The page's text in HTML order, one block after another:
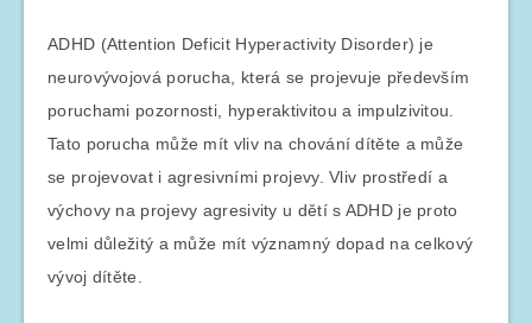
ADHD (Attention Deficit Hyperactivity Disorder) je
neurovývojová porucha, která se projevuje především
poruchami pozornosti, hyperaktivitou a impulzivitou.
Tato porucha může mít vliv na chování dítěte a může
se projevovat i agresivními projevy. Vliv prostředí a
výchovy na projevy agresivity u dětí s ADHD je proto
velmi důležitý a může mít významný dopad na celkový
vývoj dítěte.